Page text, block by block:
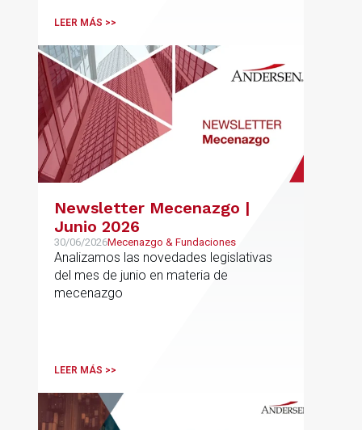
LEER MÁS >>
Newsletter Mecenazgo |
Junio 2026
30/06/2026Mecenazgo & Fundaciones
Analizamos las novedades legislativas
del mes de junio en materia de
mecenazgo
LEER MÁS >>